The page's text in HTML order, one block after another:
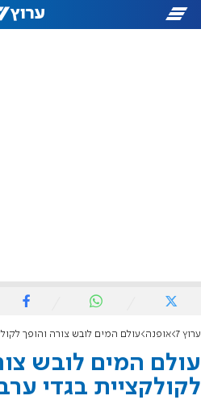
ערוץ 7 אופנה עולם המים לובש צורה והופך
עולם המים לובש
לקולקציית בגדי